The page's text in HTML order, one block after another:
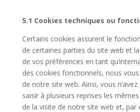
5.1 Cookies techniques ou
Certains cookies assurent le
de certaines parties du site web et
de vos préférences en tant
des cookies fonctionnels, nous
de notre site web. Ainsi, vous
saisir à plusieurs reprises les
de la visite de notre site web et, par